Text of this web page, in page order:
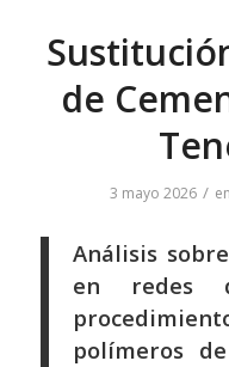
de
3 mayo 2026 / en
Análisis
en redes
polímeros